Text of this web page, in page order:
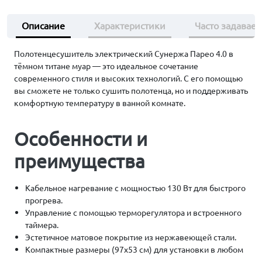
Описание Характеристики Часто
Полотенцесушитель электрический Сунержа Парео 4.0 в
тёмном титане муар — это идеальное сочетание
современного стиля и высоких технологий. С его помощью
вы сможете не только сушить полотенца, но и поддерживать
комфортную температуру в ванной комнате.
Особенности и
преимущества
Кабельное нагревание с мощностью 130 Вт для быстрого
прогрева.
Управление с помощью терморегулятора и встроенного
таймера.
Эстетичное матовое покрытие из нержавеющей стали.
Компактные размеры (97х53 см) для установки в любом